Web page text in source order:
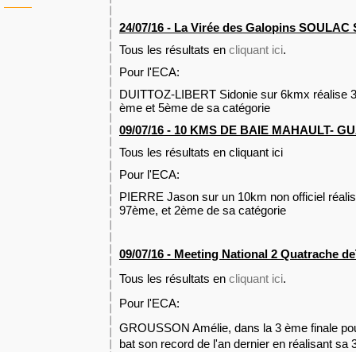
24/07/16 - La Virée des Galopins SOULAC
Tous les résultats en cliquant ici.
Pour l'ECA:
DUITTOZ-LIBERT Sidonie sur 6kmx réalise
ème et 5ème de sa catégorie
09/07/16 - 10 KMS DE BAIE MAHAULT-
Tous les résultats en cliquant ici
Pour l'ECA:
PIERRE Jason sur un 10km non officiel
97ème, et 2ème de sa catégorie
09/07/16 - Meeting National 2 Quatrache
Tous les résultats en cliquant ici.
Pour l'ECA:
GROUSSON Amélie, dans la 3 ème finale
bat son record de l'an dernier en réalisant sa